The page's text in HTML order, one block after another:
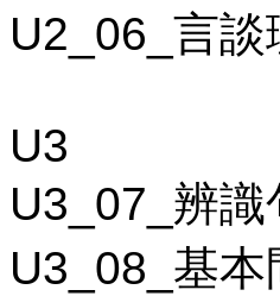
U2_06_言談
U3
U3_07_辨識
U3_08_基本